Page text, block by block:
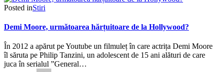
Posted inStiri
Demi Moore, următoarea hărțuitoare de la Hollywood?
În 2012 a apărut pe Youtube un filmuleț în care actrița Demi Moore
îl săruta pe Philip Tanzini, un adolescent de 15 ani alături de care
juca în serialul ”General…